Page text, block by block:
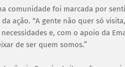
comunidade foi marcada por
ação. “A gente não quer só
e, com o apoio da
de ser quem somos.”